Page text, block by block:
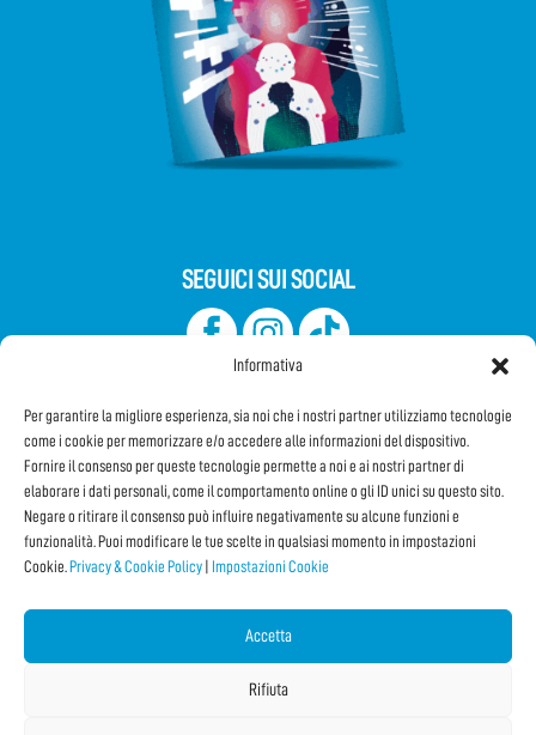
Informativa
Per garantire la migliore esperienza, sia noi che i nostri partner utilizziamo tecnologie
come i cookie per memorizzare e/o accedere alle informazioni del dispositivo.
Fornire il consenso per queste tecnologie permette a noi e ai nostri partner di
elaborare i dati personali, come il comportamento online o gli ID unici su questo sito.
Negare o ritirare il consenso può influire negativamente su alcune funzioni e
funzionalità. Puoi modificare le tue scelte in qualsiasi momento in impostazioni
Cookie. Privacy & Cookie Policy Impostazioni Cookie
Accetta
Rifiuta
SEGUICI SUI SOCIAL
Iscriviti alla Newsletter
CONDIVIDI QUESTA PAGINA!
Facebook